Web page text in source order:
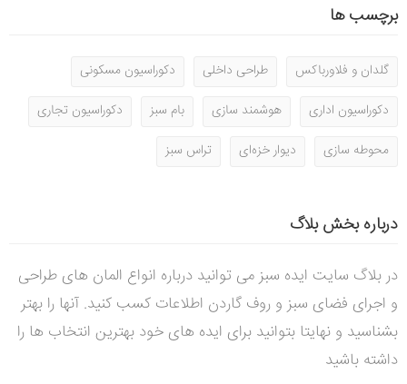
برچسب ها
گلدان و فلاورباکس طراحی داخلی
دکوراسیون مسکونی
دکوراسیون اداری
هوشمند سازی بام سبز
دکوراسیون تجاری
محوطه سازی
دیوار خزه‌ای تراس سبز
درباره بخش بلاگ
در بلاگ سایت ایده سبز می توانید درباره انواع المان های طراحی
و اجرای فضای سبز و روف گاردن اطلاعات کسب کنید. آنها را بهتر
بشناسید و نهایتا بتوانید برای ایده های خود بهترین انتخاب ها را
داشته باشید